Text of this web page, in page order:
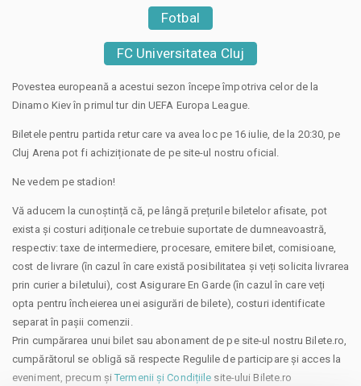
Fotbal
FC Universitatea Cluj
Povestea europeană a acestui sezon începe împotriva celor de la
Dinamo Kiev în primul tur din UEFA Europa League.
Biletele pentru partida retur care va avea loc pe 16 iulie, de la 20:30, pe
Cluj Arena pot fi achiziționate de pe site-ul nostru oficial.
Ne vedem pe stadion!
Vă aducem la cunoștință că, pe lângă prețurile biletelor afisate, pot
exista și costuri adiționale ce trebuie suportate de dumneavoastră,
respectiv: taxe de intermediere, procesare, emitere bilet, comisioane,
cost de livrare (în cazul în care există posibilitatea și veți solicita livrarea
prin curier a biletului), cost Asigurare En Garde (în cazul în care veți
opta pentru încheierea unei asigurări de bilete), costuri identificate
separat în pașii comenzii.
Prin cumpărarea unui bilet sau abonament de pe site-ul nostru Bilete.ro,
cumpărătorul se obligă să respecte Regulile de participare și acces la
eveniment, precum șiTermenii și Condițiile site-ului Bilete.ro